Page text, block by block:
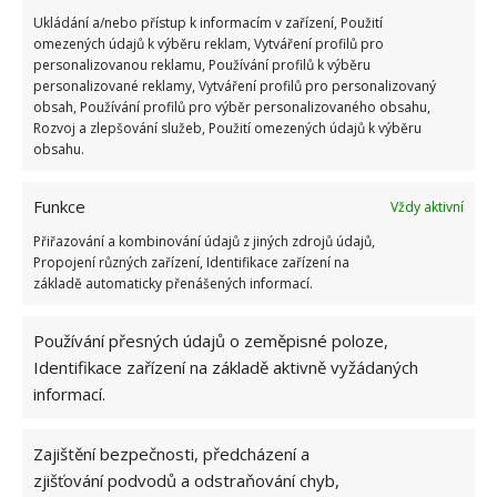
Ukládání a/nebo přístup k informacím v zařízení, Použití
omezených údajů k výběru reklam, Vytváření profilů pro
personalizovanou reklamu, Používání profilů k výběru
personalizované reklamy, Vytváření profilů pro personalizovaný
obsah, Používání profilů pro výběr personalizovaného obsahu,
Rozvoj a zlepšování služeb, Použití omezených údajů k výběru
obsahu.
Funkce
Vždy aktivní
Přiřazování a kombinování údajů z jiných zdrojů údajů,
Propojení různých zařízení, Identifikace zařízení na
základě automaticky přenášených informací.
Používání přesných údajů o zeměpisné poloze,
Identifikace zařízení na základě aktivně vyžádaných
informací.
Zajištění bezpečnosti, předcházení a
zjišťování podvodů a odstraňování chyb,
CIBULE
PĚSTOVÁNÍ SLUPKY ZELENINA